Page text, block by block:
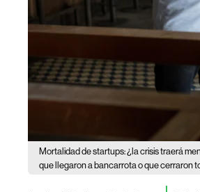
Mortalidad de startups: ¿la crisis traerá
que llegaron a bancarrota o que cerraron